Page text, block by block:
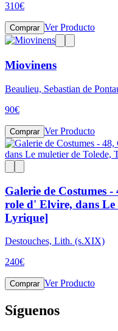
310€
Comprar Ver Producto
Miovinens
Beaulieu, Sebastian de
90€
Comprar Ver Producto
Galerie de Costumes
role d' Elvire, dans Le
Lyrique]
Destouches, Lith. (s.XIX)
240€
Comprar Ver Producto
Síguenos